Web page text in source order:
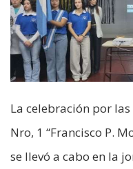
La celebración por
Nro, 1 “Francisco P.
se llevó a cabo en la